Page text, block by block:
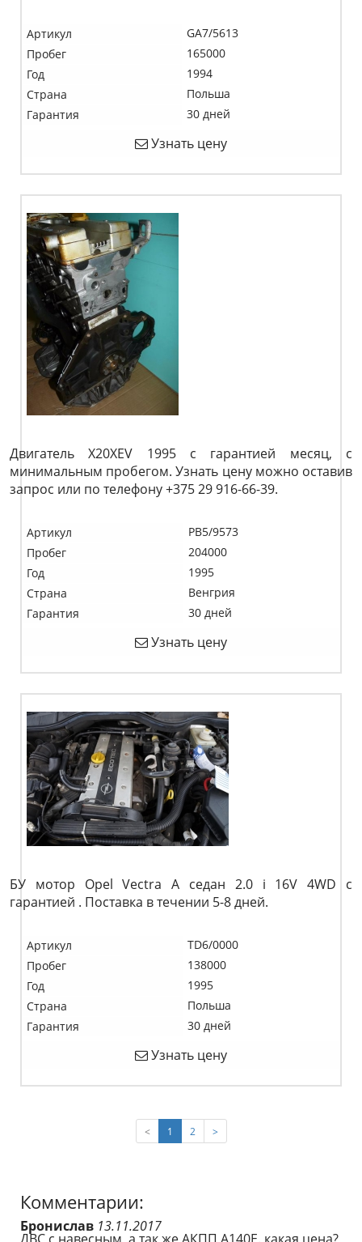
Артикул
GA7/5613
Пробег
165000
Год
1994
Страна
Польша
Гарантия
30 дней
Узнать цену
Двигатель X20XEV 1995 с гарантией месяц, с
минимальным пробегом. Узнать цену можно оставив
запрос или по телефону +375 29 916-66-39.
Артикул
PB5/9573
Пробег
204000
Год
1995
Страна
Венгрия
Гарантия
30 дней
Узнать цену
БУ мотор Opel Vectra A седан 2.0 i 16V 4WD c
гарантией . Поставка в течении 5-8 дней.
Артикул
TD6/0000
Пробег
138000
Год
1995
Страна
Польша
Гарантия
30 дней
Узнать цену
< 1 (current)
2 >
Комментарии:
Бронислав 13.11.2017